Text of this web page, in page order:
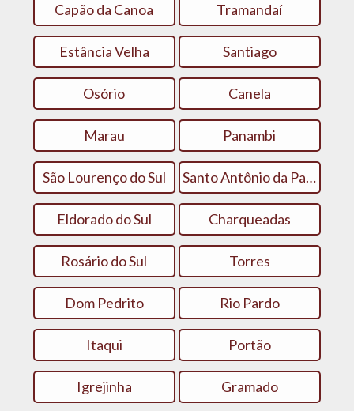
Capão da Canoa Tramandaí
Estância Velha Santiago
Osório Canela
Marau Panambi
São Lourenço do Sul Santo Antônio da Patrulha
Eldorado do Sul Charqueadas
Rosário do Sul Torres
Dom Pedrito Rio Pardo
Itaqui Portão
Igrejinha Gramado